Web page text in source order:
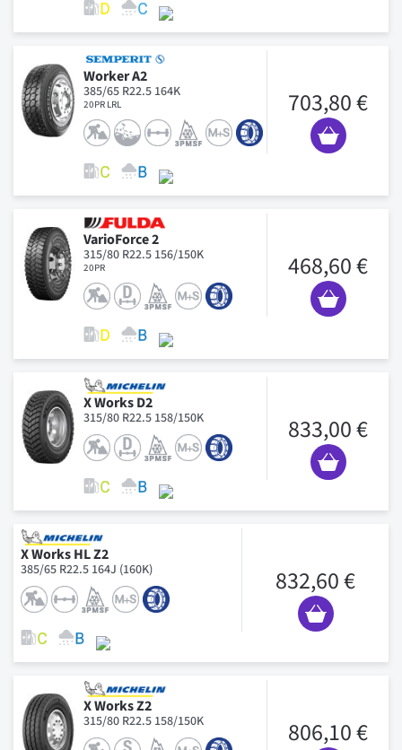
Worker A2
385/65 R22.5 164K
20PR LRL 703,80 €
VarioForce 2
315/80 R22.5 156/150K
20PR 468,60 €
X Works D2
315/80 R22.5 158/150K 833,00 €
X Works HL Z2
385/65 R22.5 164J (160K) 832,60 €
X Works Z2
315/80 R22.5 158/150K 806,10 €